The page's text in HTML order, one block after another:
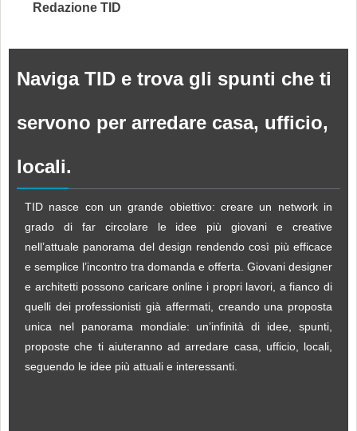
Redazione TID
Naviga TID e trova gli spunti che ti
servono per arredare casa, ufficio,
locali.
TID nasce con un grande obiettivo: creare un network in
grado di far circolare le idee più giovani e creative
nell’attuale panorama del design rendendo così più efficace
e semplice l’incontro tra domanda e offerta. Giovani designer
e architetti possono caricare online i propri lavori, a fianco di
quelli dei professionisti già affermati, creando una proposta
unica nel panorama mondiale: un’infinità di idee, spunti,
proposte che ti aiuteranno ad arredare casa, ufficio, locali,
seguendo le idee più attuali e interessanti.